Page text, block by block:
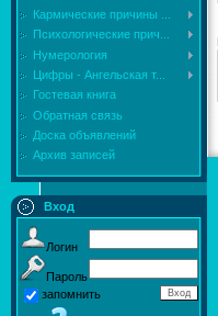
Кармические причины ...
Психологические прич...
Нумерология
Цифры - Ангельская т...
Гостевая книга
Обратная связь
Доска объявлений
Архив записей
Вход
Логин
Пароль
запомнить